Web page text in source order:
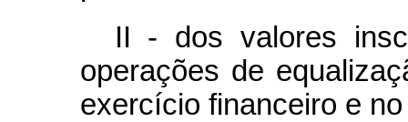
II - dos valores
operações de
exercício financeiro e